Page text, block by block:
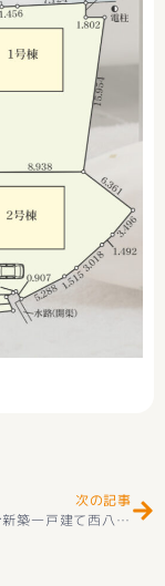
次の記事
★お知らせ★新築一戸建て西八代郡市川三郷町 上野 （芦川駅 ） 2階建 ３ＳＬＤＫ ちょうどいいサイズとちょうどいい価格(^^♪